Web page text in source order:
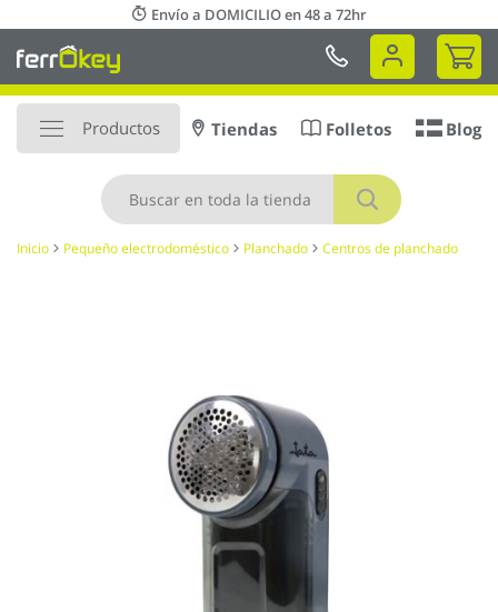
al
contenido
Envío a DOMICILIO en 48 a 72hr
Mi
Productos
Buscar
Tiendas Folletos Blog
Inicio Pequeño electrodoméstico Planchado Centros de planchado